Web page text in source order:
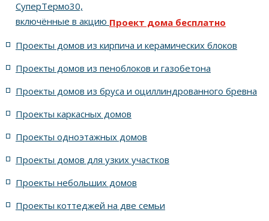
5 спален с цоколем и террасой
7 спален с крышей шале 5 спален и террасой
жилых в стиле Райта с 5 комнатами
жилых в английском стиле
жилых в современном стиле с террасой
СуперТермо30,
включённые в акциюПроект дома бесплатно
Проекты домов из кирпича и керамических блоков
Проекты домов из пеноблоков и газобетона
Проекты домов из бруса и оциллиндрованного бревна
Проекты каркасных домов
Проекты одноэтажных домов
Проекты домов для узких участков
Проекты небольших домов
Проекты коттеджей на две семьи